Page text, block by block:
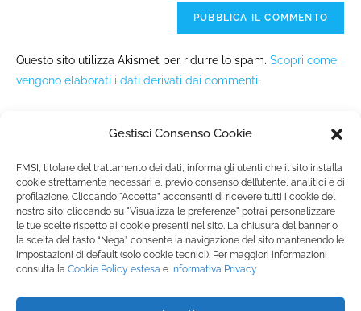
Gestisci Consenso Cookie
FMSI, titolare del trattamento dei dati, informa gli utenti che il sito installa
cookie strettamente necessari e, previo consenso dell’utente, analitici e di
profilazione. Cliccando "Accetta” acconsenti di ricevere tutti i cookie del
nostro sito; cliccando su "Visualizza le preferenze" potrai personalizzare
le tue scelte rispetto ai cookie presenti nel sito. La chiusura del banner o
la scelta del tasto “Nega” consente la navigazione del sito mantenendo le
impostazioni di default (solo cookie tecnici). Per maggiori informazioni
consulta la Cookie Policy estesa e Informativa Privacy
Questo sito utilizza Akismet per ridurre lo spam. Scopri come
vengono elaborati i dati derivati dai commenti.
Fondazione Marista per la Solidarietà Internazionale ETS
P.le M. Champagnat, 2 00144 Roma, Italia
Tel.: +39 06 54 5171 | Fax: +39 06 54 517 500